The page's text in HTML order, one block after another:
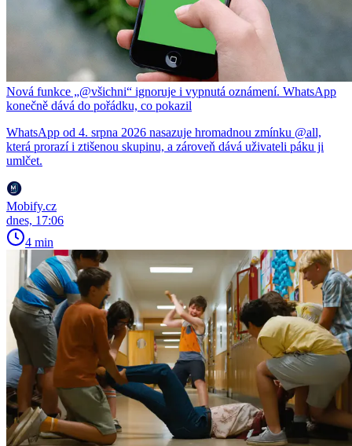
Nová funkce „@všichni“ ignoruje i vypnutá oznámení. WhatsApp
konečně dává do pořádku, co pokazil
WhatsApp od 4. srpna 2026 nasazuje hromadnou zmínku @all,
která prorazí i ztišenou skupinu, a zároveň dává uživateli páku ji
umlčet.
Mobify.cz
dnes, 17:06
4 min